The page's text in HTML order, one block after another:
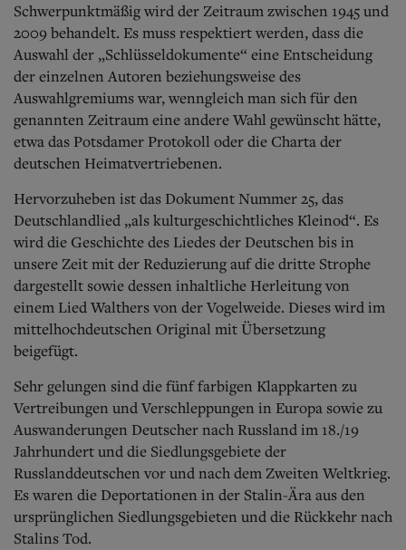
Schwerpunktmäßig wird der Zeitraum zwischen 1945 und
2009 behandelt. Es muss respektiert werden, dass die
Auswahl der „Schlüsseldokumente“ eine Entscheidung
der einzelnen Autoren beziehungsweise des
Auswahlgremiums war, wenngleich man sich für den
genannten Zeitraum eine andere Wahl gewünscht hätte,
etwa das Potsdamer Protokoll oder die Charta der
deutschen Heimatvertriebenen.
Hervorzuheben ist das Dokument Nummer 25, das
Deutschlandlied „als kulturgeschichtliches Kleinod“. Es
wird die Geschichte des Liedes der Deutschen bis in
unsere Zeit mit der Reduzierung auf die dritte Strophe
dargestellt sowie dessen inhaltliche Herleitung von
einem Lied Walthers von der Vogelweide. Dieses wird im
mittelhochdeutschen Original mit Übersetzung
beigefügt.
Sehr gelungen sind die fünf farbigen Klappkarten zu
Vertreibungen und Verschleppungen in Europa sowie zu
Auswanderungen Deutscher nach Russland im 18./19
Jahrhundert und die Siedlungsgebiete der
Russlanddeutschen vor und nach dem Zweiten Weltkrieg.
Es waren die Deportationen in der Stalin-Ära aus den
ursprünglichen Siedlungsgebieten und die Rückkehr nach
Stalins Tod.